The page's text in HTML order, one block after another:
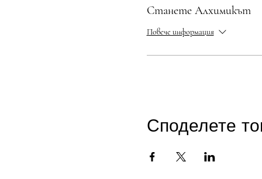
Станете Алхимикът
Повече информация
Споделете